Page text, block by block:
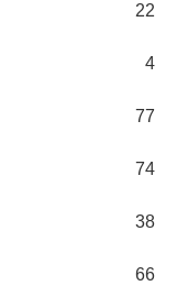
22
4
77
74
38
66